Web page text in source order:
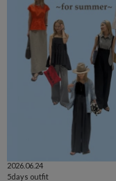
2026.06.24
5days outfit